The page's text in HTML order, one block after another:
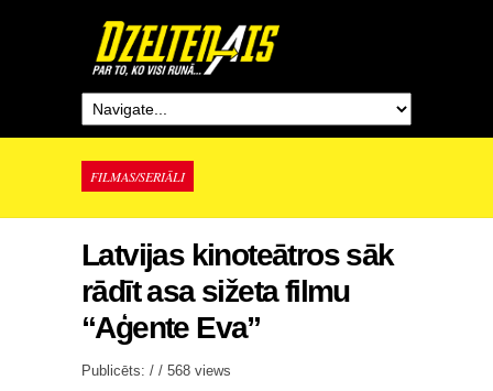
FILMAS/SERIĀLI
Latvijas kinoteātros sāk
rādīt asa sižeta filmu
“Aģente Eva”
Publicēts: / / 568 views